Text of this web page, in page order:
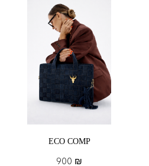
ECO COMP
900 ₪